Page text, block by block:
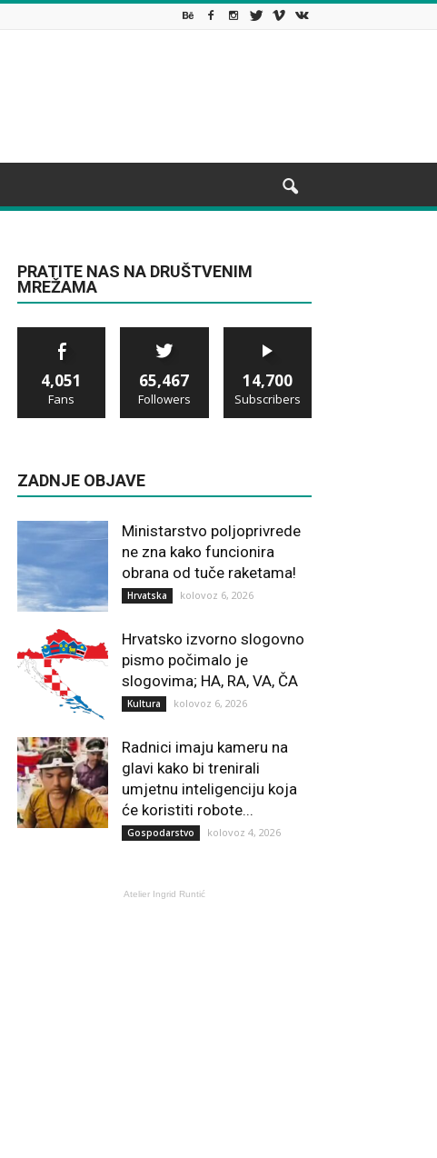
PRATITE NAS NA DRUŠTVENIM
MREŽAMA
4,051
Fans
65,467
Followers
14,700
Subscribers
ZADNJE OBJAVE
Ministarstvo poljoprivrede
ne zna kako funcionira
obrana od tuče raketama!
Hrvatska kolovoz 6, 2026
Hrvatsko izvorno slogovno
pismo počimalo je
slogovima; HA, RA, VA, ČA
Kultura kolovoz 6, 2026
Radnici imaju kameru na
glavi kako bi trenirali
umjetnu inteligenciju koja
će koristiti robote...
Gospodarstvo kolovoz 4, 2026
Atelier Ingrid Runtić